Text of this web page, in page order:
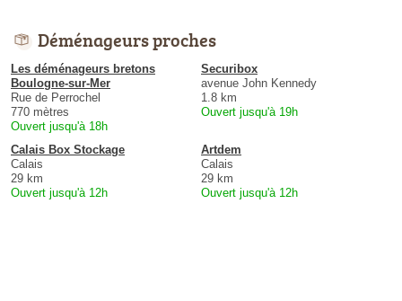
Déménageurs proches
Les déménageurs bretons
Boulogne-sur-Mer
Rue de Perrochel
770 mètres
Ouvert jusqu'à 18h
Securibox
avenue John Kennedy
1.8 km
Ouvert jusqu'à 19h
Calais Box Stockage
Calais
29 km
Ouvert jusqu'à 12h
Artdem
Calais
29 km
Ouvert jusqu'à 12h